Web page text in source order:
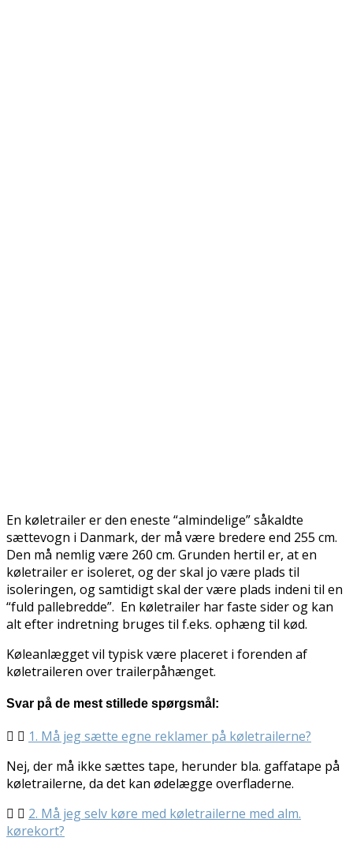
En køletrailer er den eneste “almindelige” såkaldte
sættevogn i Danmark, der må være bredere end 255 cm.
Den må nemlig være 260 cm. Grunden hertil er, at en
køletrailer er isoleret, og der skal jo være plads til
isoleringen, og samtidigt skal der være plads indeni til en
“fuld pallebredde”. En køletrailer har faste sider og kan
alt efter indretning bruges til f.eks. ophæng til kød.
Køleanlægget vil typisk være placeret i forenden af
køletraileren over trailerpåhænget.
Svar på de mest stillede spørgsmål:
1. Må jeg sætte egne reklamer på køletrailerne?
Nej, der må ikke sættes tape, herunder bla. gaffatape på
køletrailerne, da det kan ødelægge overfladerne.
2. Må jeg selv køre med køletrailerne med alm.
kørekort?